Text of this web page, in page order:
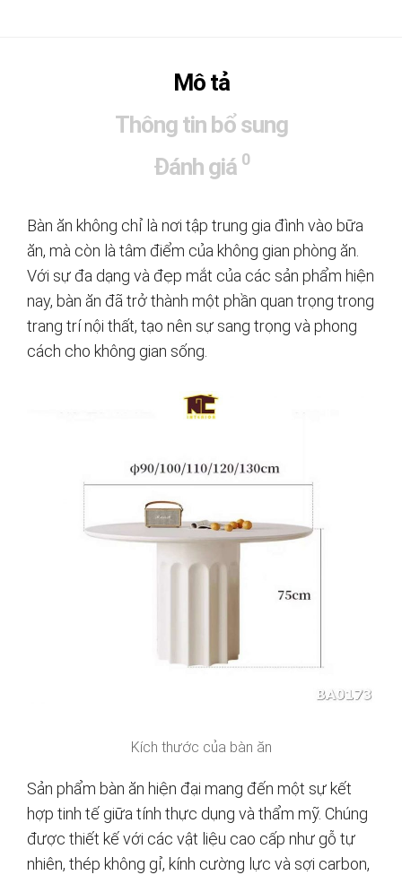
Mô tả
Thông tin bổ sung
Đánh giá 0
Bàn ăn không chỉ là nơi tập trung gia đình vào bữa
ăn, mà còn là tâm điểm của không gian phòng ăn.
Với sự đa dạng và đẹp mắt của các sản phẩm hiện
nay, bàn ăn đã trở thành một phần quan trọng trong
trang trí nội thất, tạo nên sự sang trọng và phong
cách cho không gian sống.
Kích thước của bàn ăn
Sản phẩm bàn ăn hiện đại mang đến một sự kết
hợp tinh tế giữa tính thực dụng và thẩm mỹ. Chúng
được thiết kế với các vật liệu cao cấp như gỗ tự
nhiên, thép không gỉ, kính cường lực và sợi carbon,